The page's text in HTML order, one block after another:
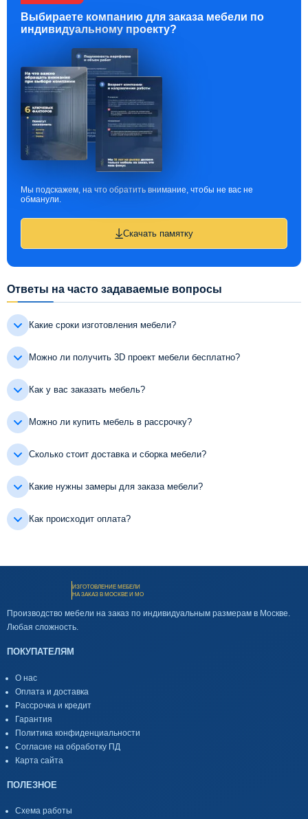
Выбираете компанию для заказа мебели по
индивидуальному проекту?
Мы подскажем, на что обратить внимание, чтобы не вас не
обманули.
Скачать памятку
Ответы на часто задаваемые вопросы
Какие сроки изготовления мебели?
Можно ли получить 3D проект мебели бесплатно?
Как у вас заказать мебель?
Можно ли купить мебель в рассрочку?
Сколько стоит доставка и сборка мебели?
Какие нужны замеры для заказа мебели?
Как происходит оплата?
ИЗГОТОВЛЕНИЕ МЕБЕЛИ
НА ЗАКАЗ В МОСКВЕ И МО
Производство мебели на заказ по индивидуальным размерам в Москве.
Любая сложность.
ПОКУПАТЕЛЯМ
О нас
Оплата и доставка
Рассрочка и кредит
Гарантия
Политика конфиденциальности
Согласие на обработку ПД
Карта сайта
ПОЛЕЗНОЕ
Схема работы